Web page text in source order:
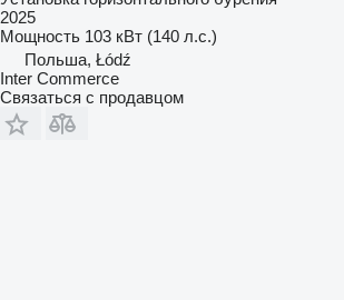
2025
Мощность 103 кВт (140 л.с.)
Польша, Łódź
Inter Commerce
Связаться с продавцом